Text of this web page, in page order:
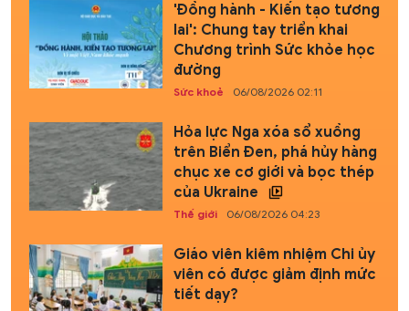
'Đồng hành - Kiến tạo tương
lai': Chung tay triển khai
Chương trình Sức khỏe học
đường
Sức khoẻ 06/08/2026 02:11
Hỏa lực Nga xóa sổ xuồng
trên Biển Đen, phá hủy hàng
chục xe cơ giới và bọc thép
của Ukraine
Thế giới 06/08/2026 04:23
Giáo viên kiêm nhiệm Chi ủy
viên có được giảm định mức
tiết dạy?